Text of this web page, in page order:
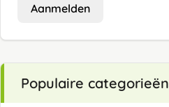
Aanmelden
Populaire categorieën